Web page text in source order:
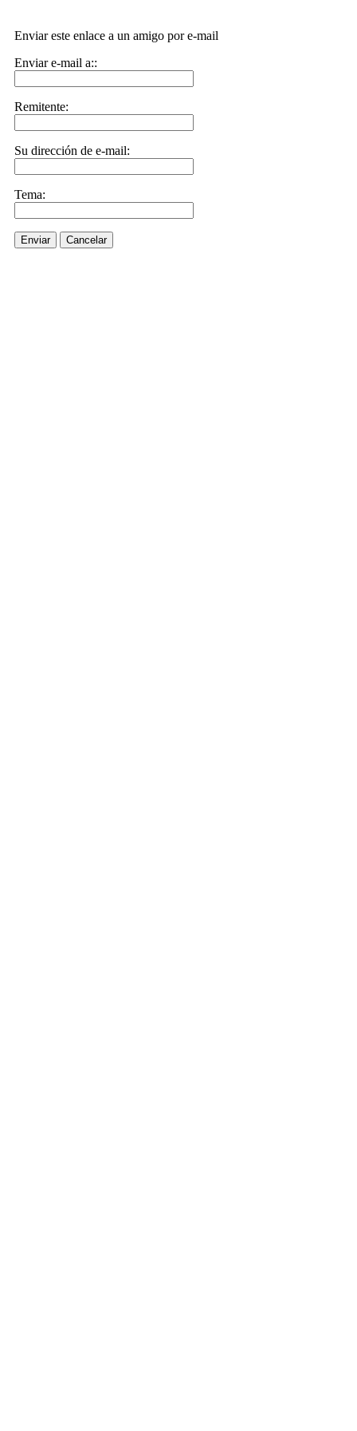
Enviar este enlace a un amigo por e-mail
Enviar e-mail a::
Remitente:
Su dirección de e-mail:
Tema:
Enviar Cancelar